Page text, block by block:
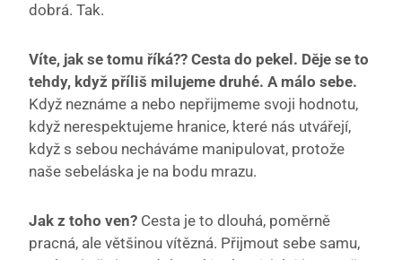
dobrá. Tak.
Víte, jak se tomu říká?? Cesta do pekel. Děje se to
tehdy, když příliš milujeme druhé. A málo sebe.
Když neznáme a nebo nepřijmeme svoji hodnotu,
když nerespektujeme hranice, které nás utvářejí,
když s sebou necháváme manipulovat, protože
naše sebeláska je na bodu mrazu.
Jak z toho ven? Cesta je to dlouhá, poměrně
pracná, ale většinou vítězná. Přijmout sebe samu,